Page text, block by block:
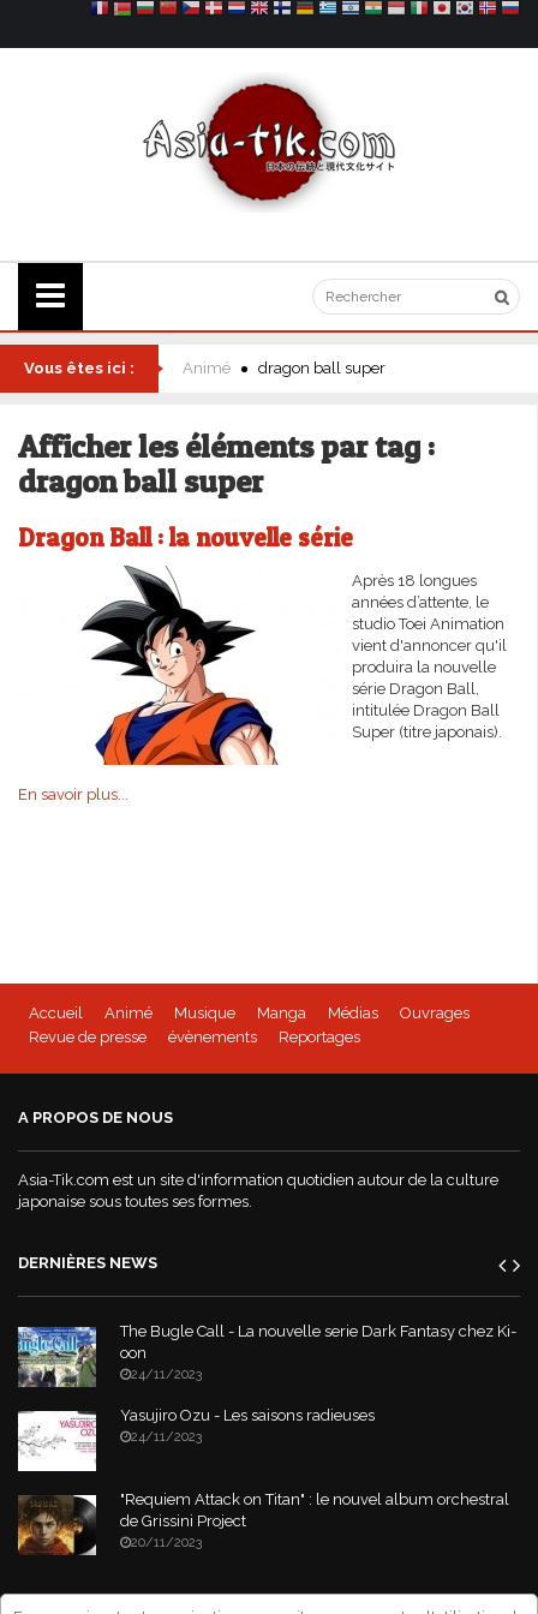
Vous êtes ici : Animé dragon ball super
Afficher les éléments par tag :
dragon ball super
Dragon Ball : la nouvelle série
Après 18 longues
années d’attente, le
studio Toei Animation
vient d'annoncer qu'il
produira la nouvelle
série Dragon Ball,
intitulée Dragon Ball
Super (titre japonais).
En savoir plus...
Accueil Animé Musique Manga Médias
Ouvrages
Revue de presse
évènements Reportages
A PROPOS DE NOUS
Asia-Tik.com est un site d'information quotidien autour de la culture
japonaise sous toutes ses formes.
DERNIÈRES NEWS
The Bugle Call - La nouvelle serie Dark Fantasy chez Ki-
oon
24/11/2023
Yasujiro Ozu - Les saisons radieuses
24/11/2023
"Requiem Attack on Titan" : le nouvel album orchestral
de Grissini Project
20/11/2023